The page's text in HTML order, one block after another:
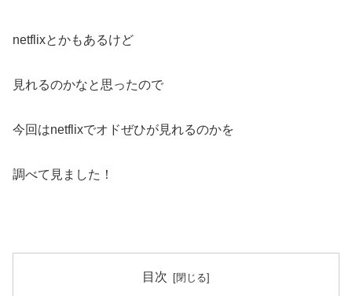
netflixとかもあるけど
見れるのかなと思ったので
今回はnetflixでオドぜひが見れるのかを
調べて見ました！
目次